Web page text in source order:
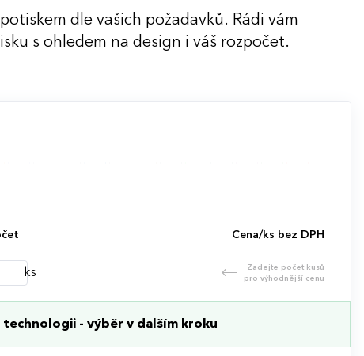
dle vašich požadavků. Rádi vám
s ohledem na design i váš rozpočet.
Cena/ks bez DPH
ks
Zadejte počet kusů
pro výhodnější cenu
- výběr v dalším kroku